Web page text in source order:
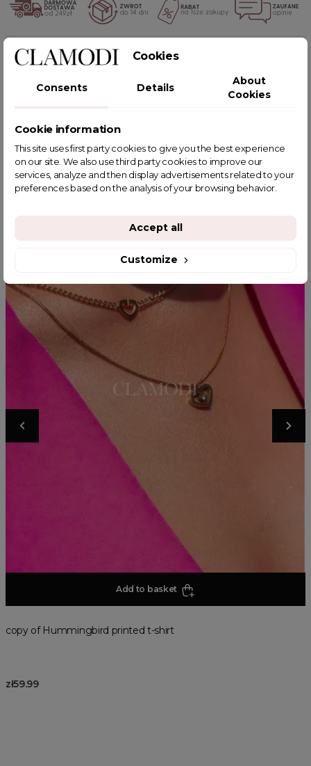
POWIĄZANE TAGI
YOU MIGHT ALSO LIKE
Add to basket
copy of Hummingbird printed t-shirt
zł59.99
Cookies
Consents Details
About
Cookies
Cookie information
This site uses first party cookies to give you the best experience
on our site. We also use third party cookies to improve our
services, analyze and then display advertisements related to your
preferences based on the analysis of your browsing behavior.
Customize
Accept all